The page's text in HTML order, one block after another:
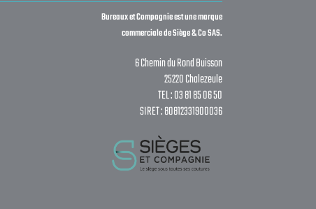
Bureaux et Compagnie est une marque
commerciale de Siège & Co SAS.
6 Chemin du Rond Buisson
25220 Chalezeule
TEL : 03 81 85 06 50
SIRET : 80812331900036